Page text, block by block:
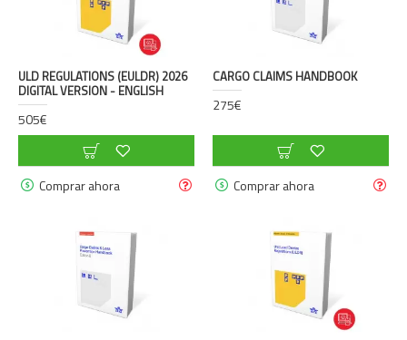
ULD REGULATIONS (EULDR) 2026
DIGITAL VERSION - ENGLISH
505€
Comprar ahora
CARGO CLAIMS HANDBOOK
275€
Comprar ahora